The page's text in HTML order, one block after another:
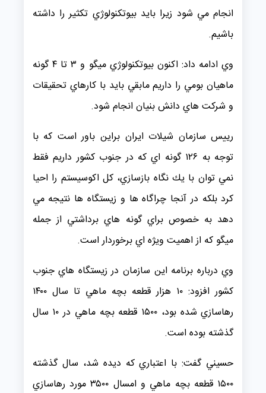
انجام مي شود زيرا بايد بيوتكنولوژي تكثير را داشته
باشيم.
وي ادامه داد: اكنون بيوتكنولوژي ميگو و ۳ تا ۴ گونه
ماهيان بومي را داريم مابقي بايد با كارهاي تحقيقات
و شركت هاي دانش بنيان انجام شود.
رييس سازمان شيلات ايران براين باور است كه با
توجه به ۱۲۶ گونه اي كه در جنوب كشور داريم فقط
نمي توان با يك نگاه بازسازي، كل اكوسيستم را احيا
كرد بلكه در آنجا چراگاه ها و زيستگاه ها نتيجه مي
دهد به خصوص براي گونه هاي برداشتي از جمله
ميگو كه از اهميت ويژه اي برخوردار است.
وي درباره برنامه اين سازمان در زيستگاه هاي جنوب
كشور افزود: ۱۰ هزار قطعه بچه ماهي تا سال ۱۴۰۰
رهاسازي شده بود، ۱۵۰۰ قطعه بچه ماهي در ۱۰ سال
گذشته بوده است.
حسيني گفت: با اعتباري كه ديده شد، سال گذشته
۱۵۰۰ قطعه بچه ماهي و امسال ۳۵۰۰ مورد رهاسازي